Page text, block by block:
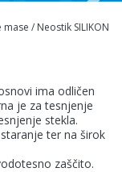
mase / Neostik SILIKON
ima odličen
je za tesnjenje
stekla.
ter na širok
zaščito.